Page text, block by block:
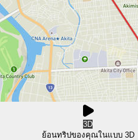
3D
ย้อนทริปของคุณในแบบ 3D